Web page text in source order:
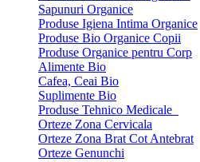
Sapunuri Organice
Produse Igiena Intima Organice
Produse Bio Organice Copii
Produse Organice pentru Corp
Alimente Bio
Cafea, Ceai Bio
Suplimente Bio
Produse Tehnico Medicale
Orteze Zona Cervicala
Orteze Zona Brat Cot Antebrat
Orteze Genunchi